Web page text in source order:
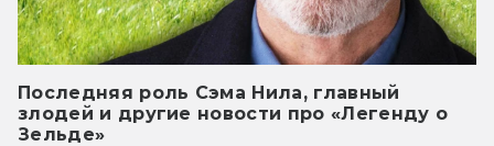
Последняя роль Сэма Нила, главный
злодей и другие новости про «Легенду о
Зельде»